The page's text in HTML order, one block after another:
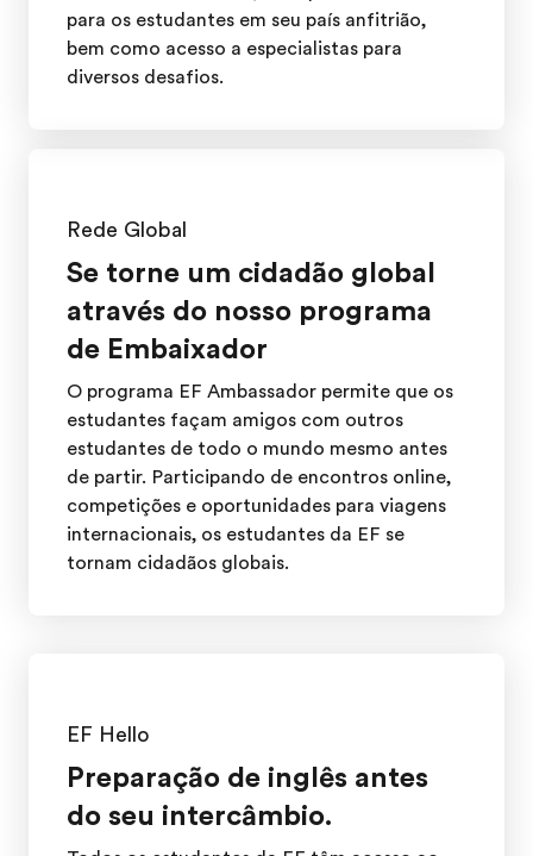
para os estudantes em seu país anfitrião,
bem como acesso a especialistas para
diversos desafios.
Rede Global
Se torne um cidadão global
através do nosso programa
de Embaixador
O programa EF Ambassador permite que os
estudantes façam amigos com outros
estudantes de todo o mundo mesmo antes
de partir. Participando de encontros online,
competições e oportunidades para viagens
internacionais, os estudantes da EF se
tornam cidadãos globais.
EF Hello
Preparação de inglês antes
do seu intercâmbio.